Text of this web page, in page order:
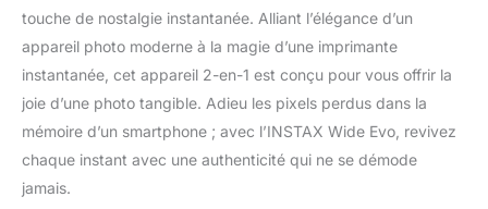
touche de nostalgie instantanée. Alliant l’élégance d’un
appareil photo moderne à la magie d’une imprimante
instantanée, cet appareil 2-en-1 est conçu pour vous offrir la
joie d’une photo tangible. Adieu les pixels perdus dans la
mémoire d’un smartphone ; avec l’INSTAX Wide Evo, revivez
chaque instant avec une authenticité qui ne se démode
jamais.